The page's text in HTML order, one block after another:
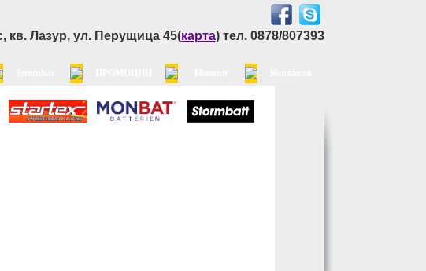
кв. Лазур, ул. Перущица 45(карта) тел. 0878/807393